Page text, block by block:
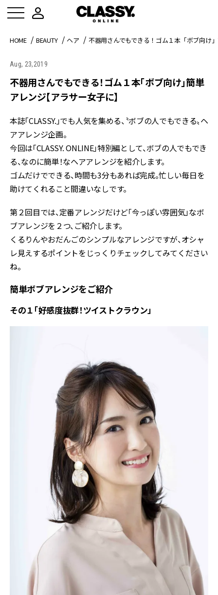
HOME BEAUTY ヘア 不器用さんでもできる！ゴム１本「ボブ向け
Aug, 23,2019
不器用さんでもできる！ゴム１本「ボブ向け」簡単
アレンジ【アラサー女子に】
本誌「CLASSY.」でも人気を集める、〝ボブの人でもできる〟ヘ
アアレンジ企画。
今回は「CLASSY. ONLINE」特別編として、ボブの人でもでき
る、なのに簡単！なヘアアレンジを紹介します。
ゴムだけでできる、時間も3分もあれば完成。忙しい毎日を
助けてくれること間違いなしです。
第２回目では、定番アレンジだけど「今っぽい雰囲気」なボ
ブアレンジを２つ、ご紹介します。
くるりんやおだんごのシンプルなアレンジですが、オシャ
レ見えするポイントをじっくりチェックしてみてください
ね。
簡単ボブアレンジをご紹介
その１「好感度抜群！ツイストクラウン」